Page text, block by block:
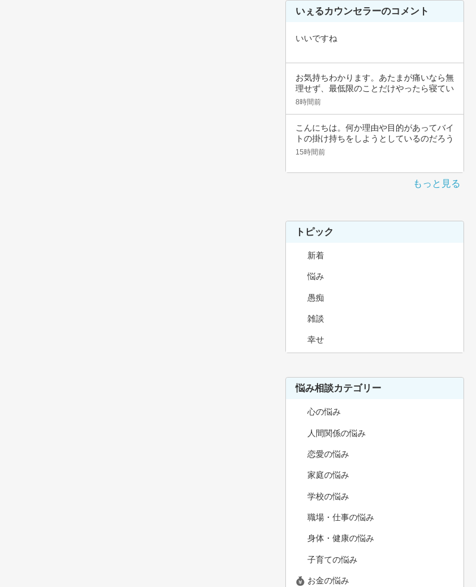
いぇるカウンセラーのコメント
いいですね
お気持ちわかります。あたまが痛いなら無
理せず、最低限のことだけやったら寝てい
いんじゃ…
8時間前
こんにちは。何か理由や目的があってバイ
トの掛け持ちをしようとしているのだろう
と思いま…
15時間前
もっと見る
トピック
新着
悩み
愚痴
雑談
幸せ
悩み相談カテゴリー
心の悩み
人間関係の悩み
恋愛の悩み
家庭の悩み
学校の悩み
職場・仕事の悩み
身体・健康の悩み
子育ての悩み
お金の悩み